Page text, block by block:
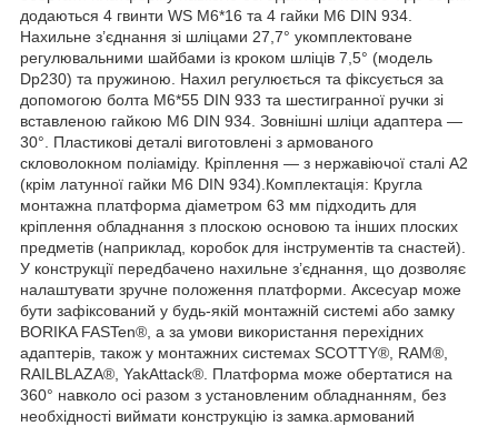
додаються 4 гвинти WS M6*16 та 4 гайки M6 DIN 934.
Нахильне з’єднання зі шліцами 27,7° укомплектоване
регулювальними шайбами із кроком шліців 7,5° (модель
Dp230) та пружиною. Нахил регулюється та фіксується за
допомогою болта M6*55 DIN 933 та шестигранної ручки зі
вставленою гайкою M6 DIN 934. Зовнішні шліци адаптера —
30°. Пластикові деталі виготовлені з армованого
скловолокном поліаміду. Кріплення — з нержавіючої сталі А2
(крім латунної гайки M6 DIN 934).Комплектація: Кругла
монтажна платформа діаметром 63 мм підходить для
кріплення обладнання з плоскою основою та інших плоских
предметів (наприклад, коробок для інструментів та снастей).
У конструкції передбачено нахильне з’єднання, що дозволяє
налаштувати зручне положення платформи. Аксесуар може
бути зафіксований у будь-якій монтажній системі або замку
BORIKA FASTen®, а за умови використання перехідних
адаптерів, також у монтажних системах SCOTTY®, RAM®,
RAILBLAZA®, YakAttack®. Платформа може обертатися на
360° навколо осі разом з установленим обладнанням, без
необхідності виймати конструкцію із замка.армований